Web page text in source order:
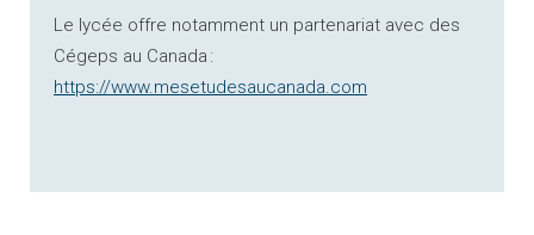
Le lycée offre notamment un partenariat avec des
Cégeps au Canada :
https://www.mesetudesaucanada.com